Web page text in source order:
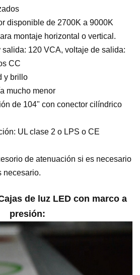
disponible de 2700K a 9000K
montaje horizontal o vertical.
salida: 120 VCA, voltaje de salida:
CC
y brillo
mucho menor
de 104" con conector cilíndrico
UL clase 2 o LPS o CE
de atenuación si es necesario
necesario.
de luz LED con marco a
presión: